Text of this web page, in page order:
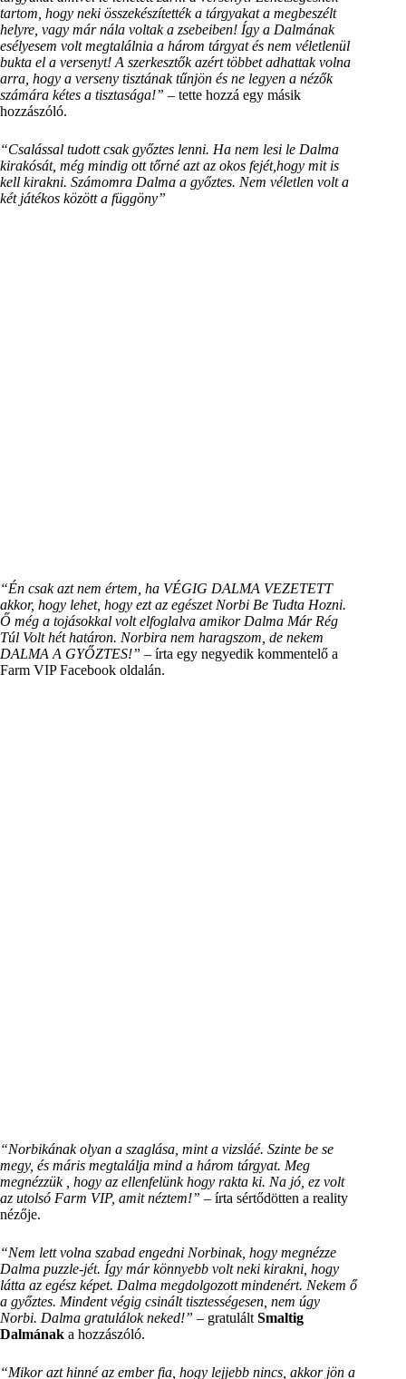
tartom, hogy neki összekészítették a tárgyakat a megbeszélt
helyre, vagy már nála voltak a zsebeiben! Így a Dalmának
esélyesem volt megtalálnia a három tárgyat és nem véletlenül
bukta el a versenyt! A szerkesztők azért többet adhattak volna
arra, hogy a verseny tisztának tűnjön és ne legyen a nézők
számára kétes a tisztasága!” – tette hozzá egy másik
hozzászóló.
“Csalással tudott csak győztes lenni. Ha nem lesi le Dalma
kirakósát, még mindig ott tőrné azt az okos fejét,hogy mit is
kell kirakni. Számomra Dalma a győztes. Nem véletlen volt a
két játékos között a függöny”
“Én csak azt nem értem, ha VÉGIG DALMA VEZETETT
akkor, hogy lehet, hogy ezt az egészet Norbi Be Tudta Hozni.
Ő még a tojásokkal volt elfoglalva amikor Dalma Már Rég
Túl Volt hét határon. Norbira nem haragszom, de nekem
DALMA A GYŐZTES!” – írta egy negyedik kommentelő a
Farm VIP Facebook oldalán.
“Norbikának olyan a szaglása, mint a vizsláé. Szinte be se
megy, és máris megtalálja mind a három tárgyat. Meg
megnézzük , hogy az ellenfelünk hogy rakta ki. Na jó, ez volt
az utolsó Farm VIP, amit néztem!” – írta sértődötten a reality
nézője.
“Nem lett volna szabad engedni Norbinak, hogy megnézze
Dalma puzzle-jét. Így már könnyebb volt neki kirakni, hogy
látta az egész képet. Dalma megdolgozott mindenért. Nekem ő
a győztes. Mindent végig csinált tisztességesen, nem úgy
Norbi. Dalma gratulálok neked!” – gratulált Smaltig
Dalmának a hozzászóló.
“Mikor azt hinné az ember fia, hogy lejjebb nincs, akkor jön a